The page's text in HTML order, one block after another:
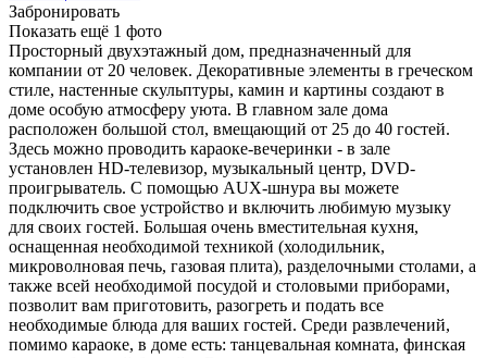
Забронировать
Показать ещё 1 фото
Просторный двухэтажный дом, предназначенный для
компании от 20 человек. Декоративные элементы в греческом
стиле, настенные скульптуры, камин и картины создают в
доме особую атмосферу уюта. В главном зале дома
расположен большой стол, вмещающий от 25 до 40 гостей.
Здесь можно проводить караоке-вечеринки - в зале
установлен HD-телевизор, музыкальный центр, DVD-
проигрыватель. С помощью AUX-шнура вы можете
подключить свое устройство и включить любимую музыку
для своих гостей. Большая очень вместительная кухня,
оснащенная необходимой техникой (холодильник,
микроволновая печь, газовая плита), разделочными столами, а
также всей необходимой посудой и столовыми приборами,
позволит вам приготовить, разогреть и подать все
необходимые блюда для ваших гостей. Среди развлечений,
помимо караоке, в доме есть: танцевальная комната, финская